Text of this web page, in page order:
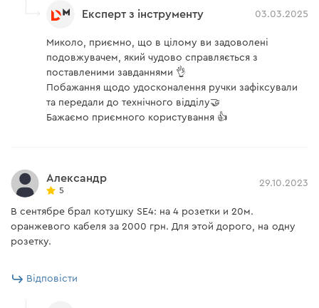
в розмотаному стані — 3500 Вт
у змотанному стані — 1200 Вт
Експерт з інструменту 03.03.2025
Миколо, приємно, що в цілому ви задоволені
подовжувачем, який чудово справляється з
поставленими завданнями 👌
Побажання щодо удосконалення ручки зафіксували
та передали до технічного відділу🤝
Бажаємо приємного користування 👍
Александр
5
29.10.2023
В сентябре брал котушку SE4: на 4 розетки и 20м.
оранжевого кабеля за 2000 грн. Для этой дорого, на одну
розетку.
Відповісти